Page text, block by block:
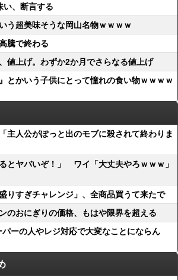
い、断言する
う超美味そうな岡山名物ｗｗｗｗ
騰で終わる
値上げ。わずか2か月でさらなる値上げ
とかいう子供にとって憧れの食い物ｗｗｗｗ
主人公がぽっと出のモブに殺されて終わりま
とヤバいぞ！」 ワイ「大丈夫やろｗｗｗ」
りすぎチャレンジ」、全商品買うて来たで
のおにぎりの価格、もはや限界を超える
ーの人やレジ対応で大変なことにならん